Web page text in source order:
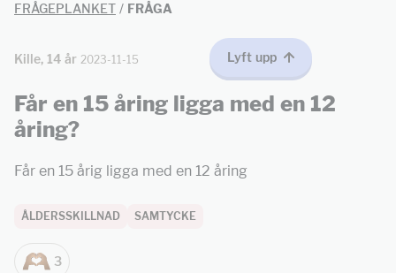
FRÅGEPLANKET / FRÅGA
Kille, 14 år 2023-11-15 Lyft upp
Får en 15 åring ligga med en 12
åring?
Får en 15 årig ligga med en 12 åring
ÅLDERSSKILLNAD SAMTYCKE
3